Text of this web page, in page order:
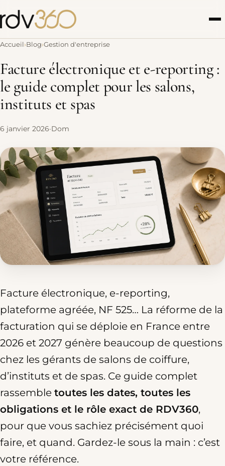
Accueil Blog Gestion d'entreprise
Facture électronique et e-reporting :
le guide complet pour les salons,
instituts et spas
6 janvier 2026·Dom
Facture électronique, e-reporting,
plateforme agréée, NF 525… La réforme de la
facturation qui se déploie en France entre
2026 et 2027 génère beaucoup de questions
chez les gérants de salons de coiffure,
d’instituts et de spas. Ce guide complet
rassemble toutes les dates, toutes les
obligations et le rôle exact de RDV360,
pour que vous sachiez précisément quoi
faire, et quand. Gardez-le sous la main : c’est
votre référence.